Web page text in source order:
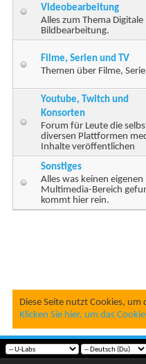
Videobearbeitung
Alles zum Thema Digitale
Bildbearbeitung.
Filme, Serien und TV
Themen über Filme,
Youtube, Twitch und
Konsorten
Forum für Leute die
diversen Plattformen
Inhalte veröffentlichen
Sonstiges
Alles was keinen eigenen
Multimedia-Bereich
kommt hier rein.
Diese Seite nutzt Cookies,
Klicken Sie hier, um das